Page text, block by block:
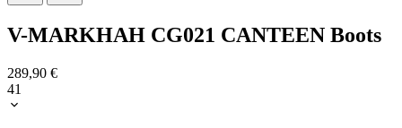
V-MARKHAH CG021 CANTEEN Boots
289,90 €
41